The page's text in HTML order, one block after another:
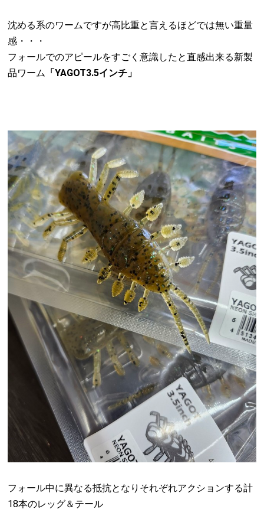
沈める系のワームですが高比重と言えるほどでは無い重量
感・・・
フォールでのアピールをすごく意識したと直感出来る新製
品ワーム 「YAGOT3.5インチ」
フォール中に異なる抵抗となりそれぞれアクションする計
18本のレッグ＆テール